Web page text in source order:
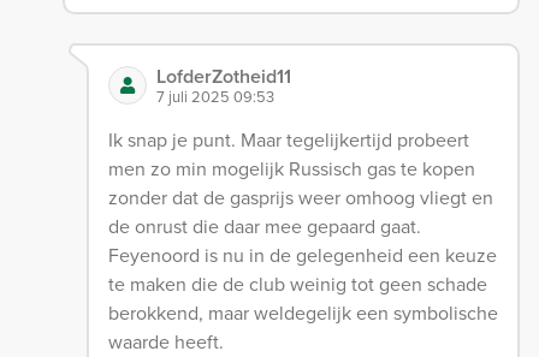
LofderZotheid11
7 juli 2025 09:53
Ik snap je punt. Maar tegelijkertijd probeert
men zo min mogelijk Russisch gas te kopen
zonder dat de gasprijs weer omhoog vliegt en
de onrust die daar mee gepaard gaat.
Feyenoord is nu in de gelegenheid een keuze
te maken die de club weinig tot geen schade
berokkend, maar weldegelijk een symbolische
waarde heeft.